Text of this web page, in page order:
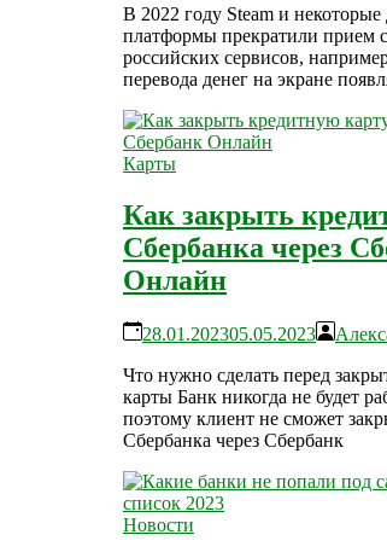
В 2022 году Steam и
платформы прекратили прием
российских сервисов,
перевода денег на экране
Карты
Как закрыть
Сбербанка через
Онлайн
28.01.202305.05.2023
Что нужно сделать перед
карты Банк никогда не будет
поэтому клиент не сможет
Сбербанка через Сбербанк
Новости